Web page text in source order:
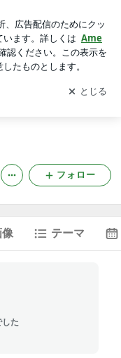
を受け取りまし
開く
フォロー
テーマ
た